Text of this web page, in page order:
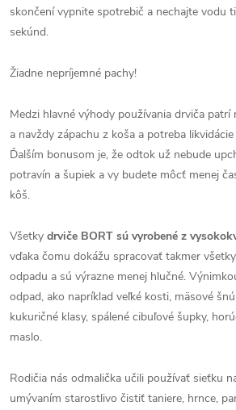
skončení vypnite spotrebič a nechajte vodu
sekúnd.
Žiadne nepríjemné pachy!
Medzi hlavné výhody používania drviča
a navždy zápachu z koša a potreba
Ďalším bonusom je, že odtok už nebude
potravín a šupiek a vy budete môcť menej
kôš.
Všetky drviče BORT sú vyrobené z
vďaka čomu dokážu spracovať takmer
odpadu a sú výrazne menej hlučné.
odpad, ako napríklad veľké kosti, mäsové
kukuričné klasy, spálené cibuľové šupky,
maslo.
Rodičia nás odmalička učili používať sieťku
umývaním starostlivo čistiť taniere, hrnce,